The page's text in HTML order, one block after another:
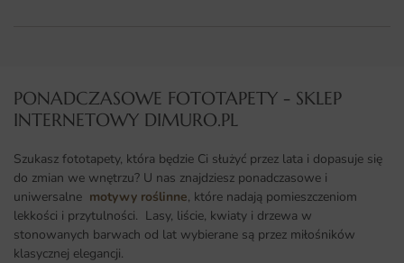
PONADCZASOWE FOTOTAPETY - SKLEP
INTERNETOWY DIMURO.PL​
Szukasz fototapety, która będzie Ci służyć przez lata i dopasuje się
do zmian we wnętrzu? U nas znajdziesz ponadczasowe i
uniwersalne motywy roślinne, które nadają pomieszczeniom
lekkości i przytulności. Lasy, liście, kwiaty i drzewa w
stonowanych barwach od lat wybierane są przez miłośników
klasycznej elegancji.